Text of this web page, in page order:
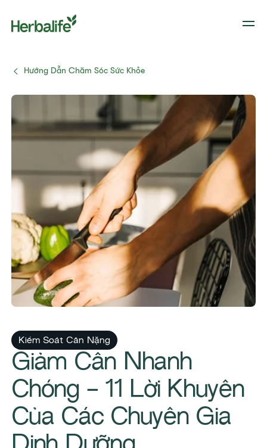
Hướng Dẫn Chăm Sóc Sức Khỏe
Kiểm Soát Cân Nặng
Giảm Cân Nhanh
Chóng - 11 Lời Khuyên
Của Các Chuyên Gia